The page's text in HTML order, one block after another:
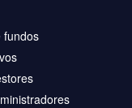
fundos